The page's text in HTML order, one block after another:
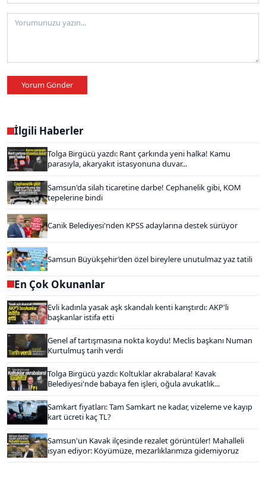
Yorum Gönder
İlgili Haberler
Tolga Birgücü yazdı: Rant çarkında yeni halka! Kamu
parasıyla, akaryakıt istasyonuna duvar...
Samsun'da silah ticaretine darbe! Cephanelik gibi, KOM
tepelerine bindi
Canik Belediyesi'nden KPSS adaylarına destek sürüyor
Samsun Büyükşehir’den özel bireylere unutulmaz yaz tatili
En Çok Okunanlar
Evli kadınla yasak aşk skandalı kenti karıştırdı: AKP'li
başkanlar istifa etti
Genel af tartışmasına nokta koydu! Meclis başkanı Numan
Kurtulmuş tarih verdi
Tolga Birgücü yazdı: Koltuklar akrabalara! Kavak
Belediyesi'nde babaya fen işleri, oğula avukatlık...
Samkart fiyatları: Tam Samkart ne kadar, vizeleme ve kayıp
kart ücreti kaç TL?
Samsun'un Kavak ilçesinde rezalet görüntüler! Mahalleli
isyan ediyor: Köyümüze, mezarlıklarımıza gidemiyoruz